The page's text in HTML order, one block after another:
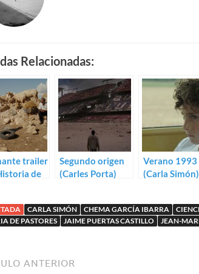
Relacionadas:
trailer
de
Segundo origen
(Carles Porta)
Verano 1993
(Carla Simón)
CARLA SIMÓN CHEMA GARCÍA IBARRA
DE PASTORES
JAIME PUERTAS CASTILLO JEAN-
ANTERIOR